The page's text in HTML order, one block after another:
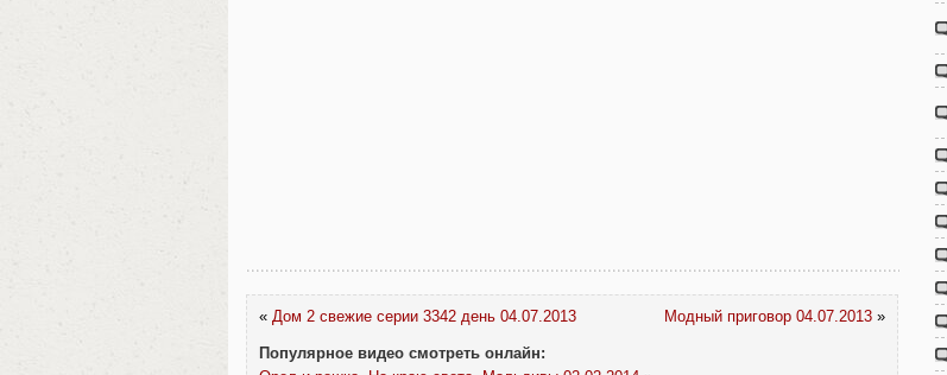
« Дом 2 свежие серии 3342 день 04.07.2013 Модный приговор 04.07.2013 »
Популярное видео смотреть онлайн: